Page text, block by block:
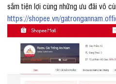
sắm tiện lợi cùng những ưu đãi vô
https://shopee.vn/